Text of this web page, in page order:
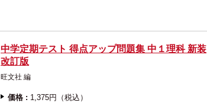
中学定期テスト 得点アップ問題集 中１理科 新装
改訂版
旺文社 編
価格 : 1,375円（税込）